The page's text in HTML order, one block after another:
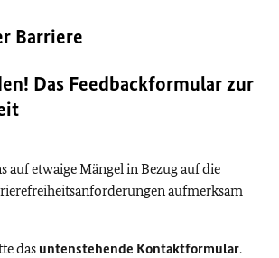
Barriere
Das Feedbackformular zur
auf etwaige Mängel in Bezug auf die
aufmerksam
das untenstehende Kontaktformular.